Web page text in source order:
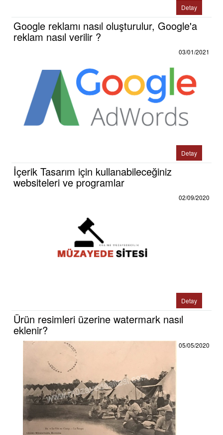
Detay
Google reklamı nasıl oluşturulur, Google'a
reklam nasıl verilir ?
03/01/2021
Detay
İçerik Tasarım için kullanabileceğiniz
websiteleri ve programlar
02/09/2020
Detay
Ürün resimleri üzerine watermark nasıl
eklenir?
05/05/2020